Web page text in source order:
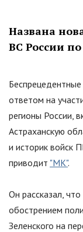
Названа
ВС России по
ответом на
регионы России,
Астраханскую
и историк войск
приводит "МК".
Он рассказал,
обострением
Зеленского на